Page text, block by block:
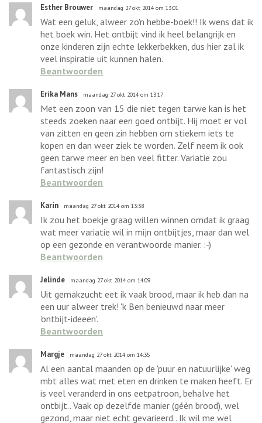
Esther Brouwer maandag 27 okt 2014 om 13:01
Wat een geluk, alweer zo'n hebbe-boek!! Ik wens dat ik
het boek win. Het ontbijt vind ik heel belangrijk en
onze kinderen zijn echte lekkerbekken, dus hier zal ik
veel inspiratie uit kunnen halen.
Beantwoorden
Erika Mans maandag 27 okt 2014 om 13:17
Met een zoon van 15 die niet tegen tarwe kan is het
steeds zoeken naar een goed ontbijt. Hij moet er vol
van zitten en geen zin hebben om stiekem iets te
kopen en dan weer ziek te worden. Zelf neem ik ook
geen tarwe meer en ben veel fitter. Variatie zou
fantastisch zijn!
Beantwoorden
Karin maandag 27 okt 2014 om 13:38
Ik zou het boekje graag willen winnen omdat ik graag
wat meer variatie wil in mijn ontbijtjes, maar dan wel
op een gezonde en verantwoorde manier. :-)
Beantwoorden
Jelinde maandag 27 okt 2014 om 14:09
Uit gemakzucht eet ik vaak brood, maar ik heb dan na
een uur alweer trek! 'k Ben benieuwd naar meer
'ontbijt-ideeën'.
Beantwoorden
Margje maandag 27 okt 2014 om 14:35
Al een aantal maanden op de 'puur en natuurlijke' weg
mbt alles wat met eten en drinken te maken heeft. Er
is veel veranderd in ons eetpatroon, behalve het
ontbijt.. Vaak op dezelfde manier (géén brood), wel
gezond, maar niet echt gevarieerd.. Ik wil me wel